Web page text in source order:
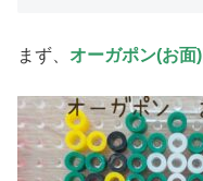
まず、 オーガポン(お面)